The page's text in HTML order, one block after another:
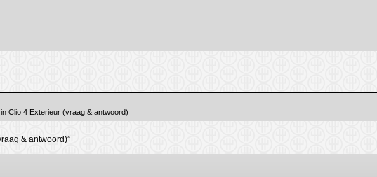
Clio 4 Exterieur (vraag & antwoord)
& antwoord)”